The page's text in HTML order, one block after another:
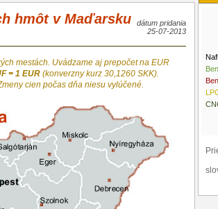
hmôt v Maďarsku
dátum pridania
25-07-2013
mestách. Uvádzame aj prepočet na EUR
= 1 EUR (konverzny kurz 30,1260 SKK).
cien počas dňa niesu vylúčené.